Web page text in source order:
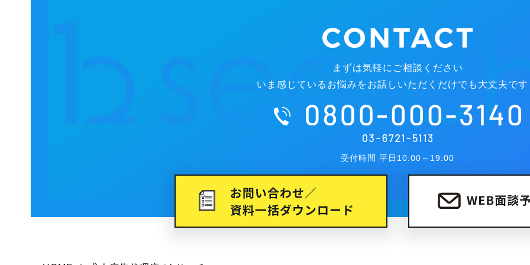
まずは気軽にご相談ください
いま感じているお悩みをお話しいただくだけでも大丈夫です
受付時間 平日10:00～19:00